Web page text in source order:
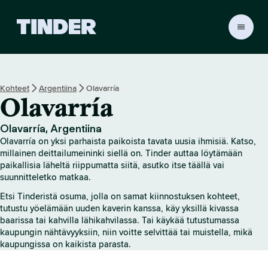
r
i
n
a
l
o
i
s
s
i
v
u
Kohteet Argentiina Olavarría
Olavarría
Olavarría, Argentiina
Olavarría on yksi parhaista paikoista tavata uusia ihmisiä. Katso,
millainen deittailumeininki siellä on. Tinder auttaa löytämään
paikallisia läheltä riippumatta siitä, asutko itse täällä vai
suunnitteletko matkaa.
Etsi Tinderistä osuma, jolla on samat kiinnostuksen kohteet,
tutustu yöelämään uuden kaverin kanssa, käy yksillä kivassa
baarissa tai kahvilla lähikahvilassa. Tai käykää tutustumassa
kaupungin nähtävyyksiin, niin voitte selvittää tai muistella, mikä
kaupungissa on kaikista parasta.